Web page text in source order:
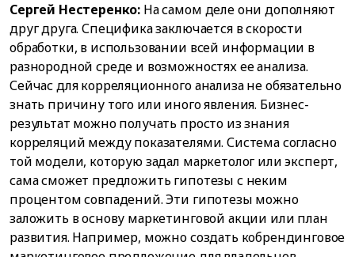
Сергей Нестеренко: На самом деле они дополняют
друг друга. Специфика заключается в скорости
обработки, в использовании всей информации в
разнородной среде и возможностях ее анализа.
Сейчас для корреляционного анализа не обязательно
знать причину того или иного явления. Бизнес-
результат можно получать просто из знания
корреляций между показателями. Система согласно
той модели, которую задал маркетолог или эксперт,
сама сможет предложить гипотезы с неким
процентом совпадений. Эти гипотезы можно
заложить в основу маркетинговой акции или план
развития. Например, можно создать кобрендинговое